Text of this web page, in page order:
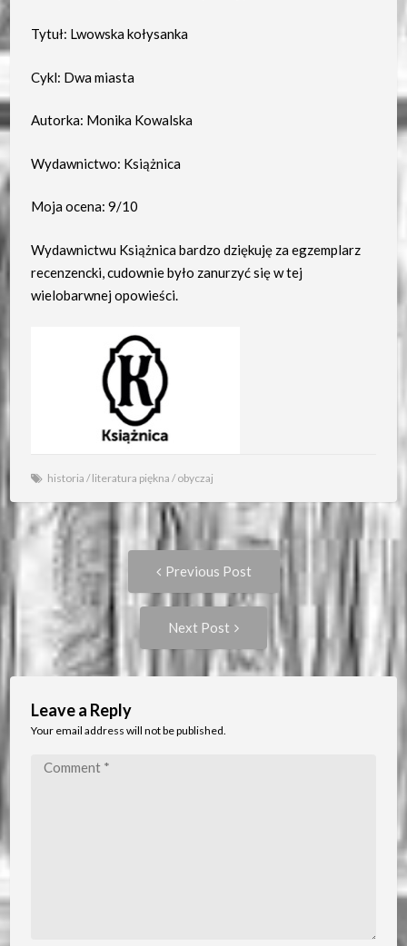
Tytuł: Lwowska kołysanka
Cykl: Dwa miasta
Autorka: Monika Kowalska
Wydawnictwo: Książnica
Moja ocena: 9/10
Wydawnictwu Książnica bardzo dziękuję za egzemplarz
recenzencki, cudownie było zanurzyć się w tej
wielobarwnej opowieści.
historia /literatura piękna /obyczaj
Post
navigation
Previous Post
Previous
Next Post
Post:
Leave a Reply
Your email address will not be published.
Comment